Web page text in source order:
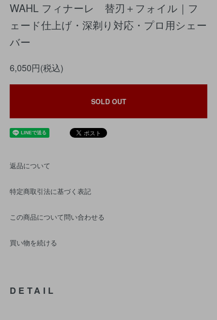
WAHL フィナーレ 替刃＋フォイル｜フ
ェード仕上げ・深剃り対応・プロ用シェー
バー
6,050円(税込)
SOLD OUT
返品について
特定商取引法に基づく表記
この商品について問い合わせる
買い物を続ける
DETAIL